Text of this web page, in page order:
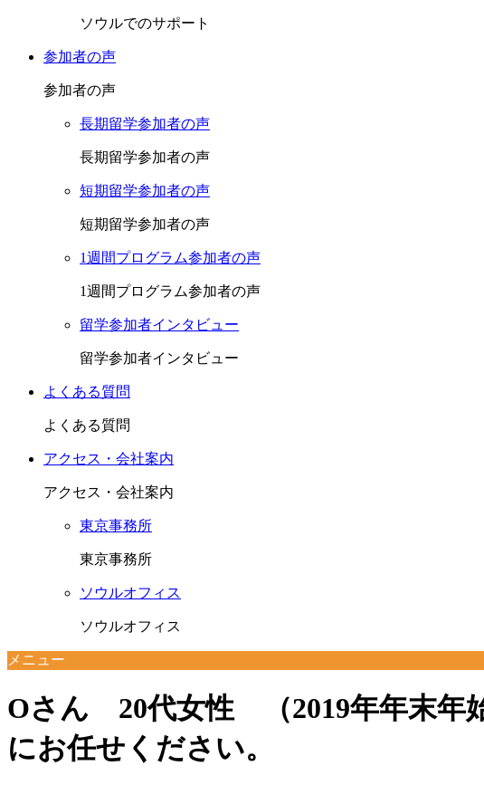
ソウルでのサポート
参加者の声
参加者の声
長期留学参加者の声
長期留学参加者の声
短期留学参加者の声
短期留学参加者の声
1週間プログラム参加者の声
1週間プログラム参加者の声
留学参加者インタビュー
留学参加者インタビュー
よくある質問
よくある質問
アクセス・会社案内
アクセス・会社案内
東京事務所
東京事務所
ソウルオフィス
ソウルオフィス
メニュー
Oさん 20代女性 （2019年年末年
にお任せください。